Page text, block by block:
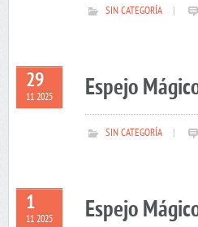
SIN CATEGORÍA
29
11 2025 Espejo
SIN CATEGORÍA
1
11 2025 Espejo